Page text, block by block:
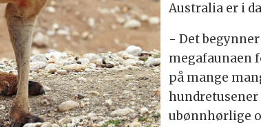
Australia er i
- Det
megafaunaen
på mange
hundretusener
ubønnhørlige